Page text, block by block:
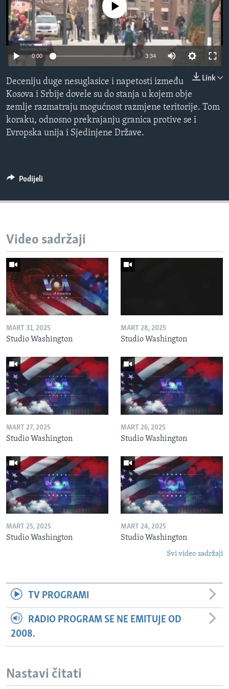
MAGAZIN
O GLASU AMERIKE
Learning English
PRATITE NAS
Jezici
No media source currently available
0:00 3:34
Link
Deceniju duge nesuglasice i napetosti između
Kosova i Srbije dovele su do stanja u kojem obje
zemlje razmatraju mogućnost razmjene teritorije. Tom
koraku, odnosno prekrajanju granica protive se i
Evropska unija i Sjedinjene Države.
Podijeli
Video sadržaji
MART 31, 2025
Studio Washington
MART 28, 2025
Studio Washington
MART 27, 2025
Studio Washington
MART 26, 2025
Studio Washington
MART 25, 2025
Studio Washington
MART 24, 2025
Studio Washington
Svi video sadržaji
TV PROGRAMI
RADIO PROGRAM SE NE EMITUJE OD
2008.
Nastavi čitati